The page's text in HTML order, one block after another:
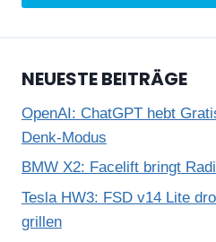
NEUESTE BEITRÄGE
OpenAI: ChatGPT hebt
Denk-Modus
BMW X2: Facelift bringt
Tesla HW3: FSD v14 Lite
grillen